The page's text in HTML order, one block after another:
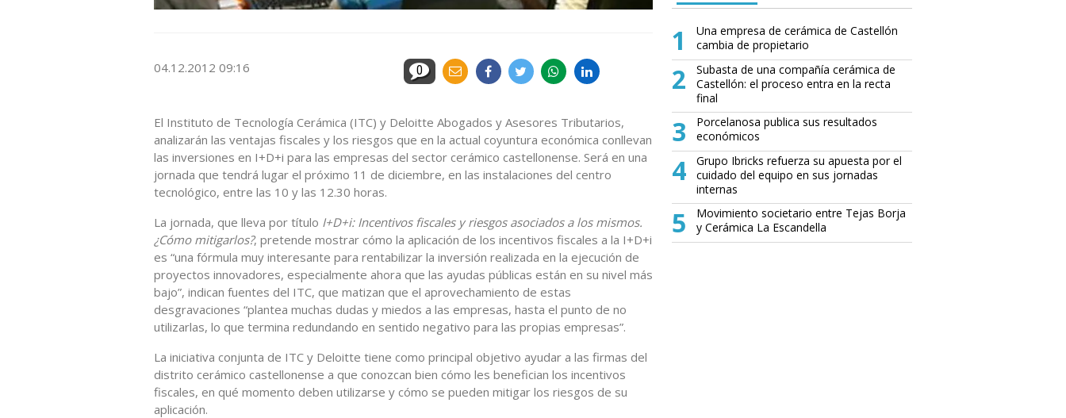
04.12.2012 09:16 0
El Instituto de Tecnología Cerámica (ITC) y Deloitte Abogados y Asesores Tributarios,
analizarán las ventajas fiscales y los riesgos que en la actual coyuntura económica conllevan
las inversiones en I+D+i para las empresas del sector cerámico castellonense. Será en una
jornada que tendrá lugar el próximo 11 de diciembre, en las instalaciones del centro
tecnológico, entre las 10 y las 12.30 horas.
La jornada, que lleva por título I+D+i: Incentivos fiscales y riesgos asociados a los mismos.
¿Cómo mitigarlos?, pretende mostrar cómo la aplicación de los incentivos fiscales a la I+D+i
es “una fórmula muy interesante para rentabilizar la inversión realizada en la ejecución de
proyectos innovadores, especialmente ahora que las ayudas públicas están en su nivel más
bajo”, indican fuentes del ITC, que matizan que el aprovechamiento de estas
desgravaciones “plantea muchas dudas y miedos a las empresas, hasta el punto de no
utilizarlas, lo que termina redundando en sentido negativo para las propias empresas”.
La iniciativa conjunta de ITC y Deloitte tiene como principal objetivo ayudar a las firmas del
distrito cerámico castellonense a que conozcan bien cómo les benefician los incentivos
fiscales, en qué momento deben utilizarse y cómo se pueden mitigar los riesgos de su
aplicación.
1
Una empresa de cerámica de Castellón
cambia de propietario
2
Subasta de una compañía cerámica de
Castellón: el proceso entra en la recta
final
3
Porcelanosa publica sus resultados
económicos
4
Grupo Ibricks refuerza su apuesta por el
cuidado del equipo en sus jornadas
internas
5
Movimiento societario entre Tejas Borja
y Cerámica La Escandella